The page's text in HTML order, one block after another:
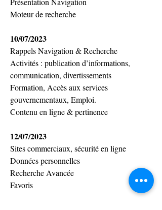
Moteur de recherche
10/07/2023
Rappels Navigation & Recherche
Activités : publication d’informations,
communication, divertissements
Formation, Accès aux services
gouvernementaux, Emploi.
Contenu en ligne & pertinence
12/07/2023
Sites commerciaux, sécurité en ligne
Données personnelles
Recherche Avancée
Favoris